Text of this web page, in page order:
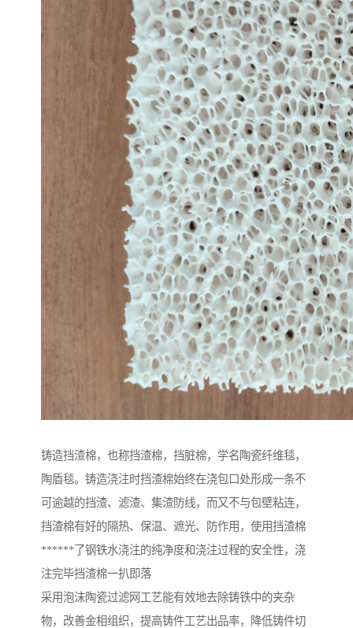
铸造挡渣棉，也称挡渣棉，挡脏棉，学名陶瓷纤维毯，
陶盾毯。铸造浇注时挡渣棉始终在浇包口处形成一条不
可逾越的挡渣、滤渣、集渣防线，而又不与包壁粘连，
挡渣棉有好的隔热、保温、遮光、防作用，使用挡渣棉
******了钢铁水浇注的纯净度和浇注过程的安全性，浇
注完毕挡渣棉一扒即落
采用泡沫陶瓷过滤网工艺能有效地去除铸铁中的夹杂
物，改善金相组织，提高铸件工艺出品率，降低铸件切